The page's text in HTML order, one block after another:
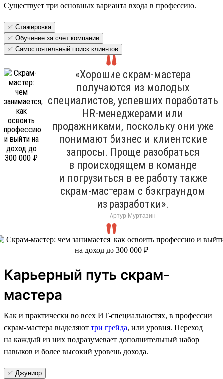
Существует три основных варианта входа в профессию.
✅ Стажировка
✅ Обучение за счет компании
✅ Самостоятельный поиск клиентов
«Хорошие скрам-мастера
получаются из молодых
специалистов, успевших поработать
HR-менеджерами или
продажниками, поскольку они уже
понимают бизнес и клиентские
запросы. Проще разобраться
в происходящем в команде
и погрузиться в ее работу также
скрам-мастерам с бэкграундом
из разработки».
Артур Муртазин
Карьерный путь скрам-
мастера
Как и практически во всех ИТ-специальностях, в профессии
скрам-мастера выделяют три грейда, или уровня. Переход
на каждый из них подразумевает дополнительный набор
навыков и более высокий уровень дохода.
✅ Джуниор